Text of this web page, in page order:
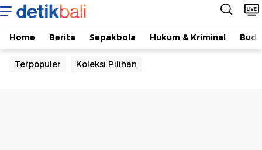
Home Berita Sepakbola Hukum & Kriminal
Terpopuler Koleksi Pilihan